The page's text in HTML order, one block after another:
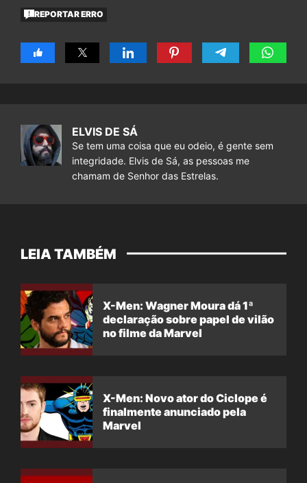
REPORTAR ERRO
ELVIS DE SÁ
Se tem uma coisa que eu odeio, é gente sem
integridade. Elvis de Sá, as pessoas me
chamam de Senhor das Estrelas.
LEIA TAMBÉM
X-Men: Wagner Moura dá 1ª
declaração sobre papel de vilão
no filme da Marvel
X-Men: Novo ator do Ciclope é
finalmente anunciado pela
Marvel